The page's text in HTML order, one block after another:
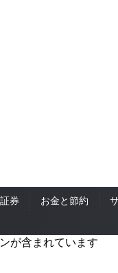
券 お金と節約
が含まれています